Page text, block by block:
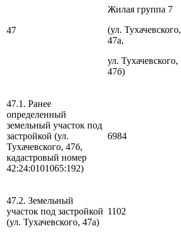
47
Жилая группа 7
(ул. Тухачевского,
47а,
ул. Тухачевского,
47б)
47.1. Ранее
определенный
земельный участок под
застройкой (ул.
Тухачевского, 47б,
кадастровый номер
42:24:0101065:192)
6984
47.2. Земельный
участок под застройкой
(ул. Тухачевского, 47а)
1102